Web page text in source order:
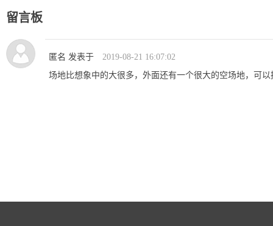
留言板
匿名 发表于
2019-08-21 16:07:02
场地比想象中的大很多，外面还有一个很大的空场地，可